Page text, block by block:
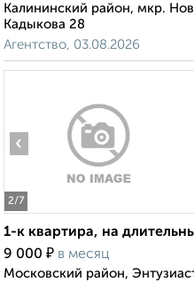
Калининский район, мкр.
Кадыкова 28
Агентство, 03.08.2026
2/7
‹
1-к квартира, на
9 000 ₽ в месяц
Московский район,